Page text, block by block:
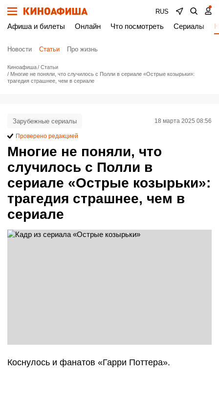
RUS
Афиша и билеты Онлайн Что посмотреть Сериалы
Новости Статьи Про жизнь
Киноафиша
Статьи
Многие не поняли, что случилось с Полли в сериале «Острые козырьки»:
трагедия страшнее, чем в сериале
Многие не поняли, что
случилось с Полли в
сериале «Острые козырьки»:
трагедия страшнее, чем в
сериале
Зарубежные сериалы 18 марта 2025 08:56
Проверено редакцией
Коснулось и фанатов «Гарри Поттера».